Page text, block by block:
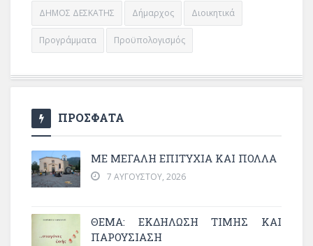
ΔΗΜΟΣ ΔΕΣΚΑΤΗΣ Δήμαρχος Διοικητικά
Προγράμματα Προϋπολογισμός
ΠΡΟΣΦΑΤΑ
ΜΕ ΜΕΓΆΛΗ ΕΠΙΤΥΧΊΑ ΚΑΙ ΠΟΛΛΆ
7 ΑΥΓΟΎΣΤΟΥ, 2026
ΘΈΜΑ: ΕΚΔΉΛΩΣΗ ΤΙΜΉΣ ΚΑΙ
ΠΑΡΟΥΣΊΑΣΗ